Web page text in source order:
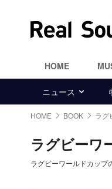
HOME
ニュース
HOME BOOK ラグ
ラグビーワ
ラグビーワールドカップ